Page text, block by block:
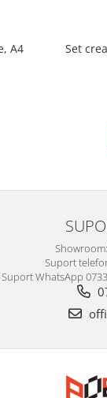
A4
Set
Suport
Suport WhatsApp